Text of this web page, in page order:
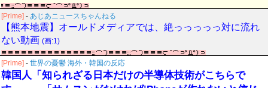
[Prime] - あじあニュースちゃんねる
【熊本地震】オールドメディアでは、絶っっっっっ対に流れ
ない動画 (画:1)
[Prime] - 世界の憂鬱 海外・韓国の反応
韓国人「知られざる日本だけの半導体技術がこちらで